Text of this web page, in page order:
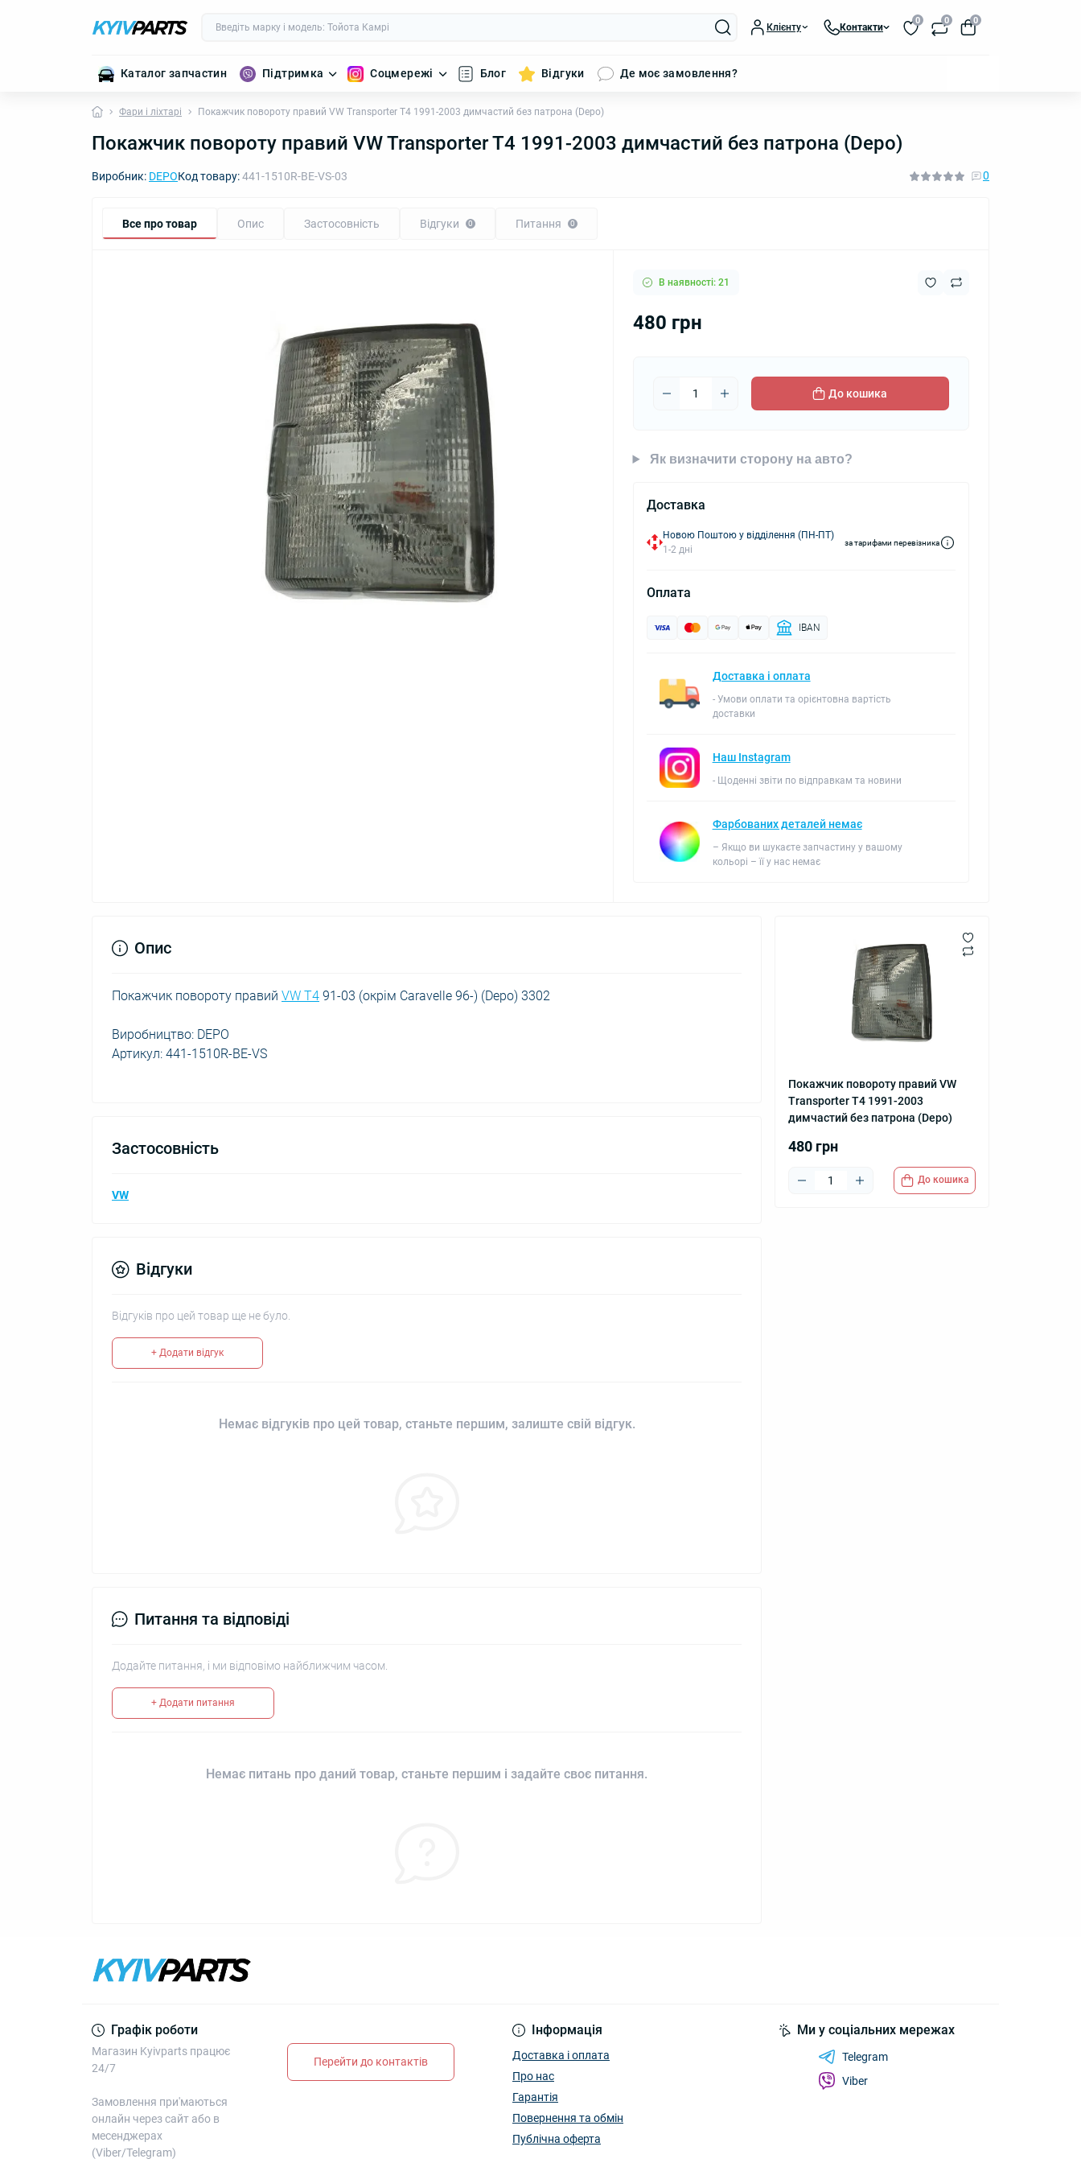
Клієнту Контакти
0 0 0
Каталог запчастин Підтримка Соцмережі Блог Відгуки Де моє замовлення?
Фари і ліхтарі Покажчик повороту правий VW Transporter T4 1991-2003 димчастий без патрона (Depo)
Покажчик повороту правий VW Transporter T4 1991-2003 димчастий без патрона (Depo)
Виробник: DEPOКод товару:441-1510R-BE-VS-03 0
Все про товар Опис Застосовність Відгуки 0 Питання 0
В наявності: 21
480 грн
До кошика
Як визначити сторону на авто?
Доставка
Новою Поштою у відділення (ПН-ПТ)
1-2 дні
за тарифами перевізника
Оплата
IBAN
Доставка і оплата
- Умови оплати та орієнтовна вартість
доставки
Наш Instagram
- Щоденні звіти по відправкам та новини
Фарбованих деталей немає
– Якщо ви шукаєте запчастину у вашому
кольорі – її у нас немає
Покажчик повороту правий VW
Transporter T4 1991-2003
димчастий без патрона (Depo)
480 грн
До кошика
Опис
Покажчик повороту правий VW T4 91-03 (окрім Caravelle 96-) (Depo) 3302
Виробництво: DEPO
Артикул: 441-1510R-BE-VS
Застосовність
VW
Відгуки
Відгуків про цей товар ще не було.
+ Додати відгук
Немає відгуків про цей товар, станьте першим, залиште свій відгук.
Питання та відповіді
Додайте питання, і ми відповімо найближчим часом.
+ Додати питання
Немає питань про даний товар, станьте першим і задайте своє питання.
Графік роботи
Магазин Kyivparts працює
24/7
Замовлення при'маються
онлайн через сайт або в
месенджерах
(Viber/Telegram)
Перейти до контактів
Інформація
Доставка і оплата
Про нас
Гарантія
Повернення та обмін
Публічна оферта
Ми у соціальних мережах
Telegram
Viber